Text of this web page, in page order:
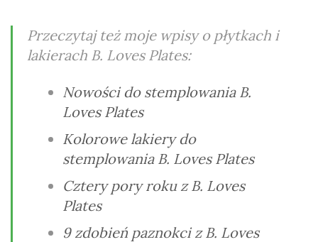
Przeczytaj też moje wpisy o płytkach i
lakierach B. Loves Plates:
Nowości do stemplowania B.
Loves Plates
Kolorowe lakiery do
stemplowania B. Loves Plates
Cztery pory roku z B. Loves
Plates
9 zdobień paznokci z B. Loves